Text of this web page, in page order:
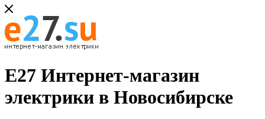
Е27 Интернет-магазин
электрики в Новосибирске